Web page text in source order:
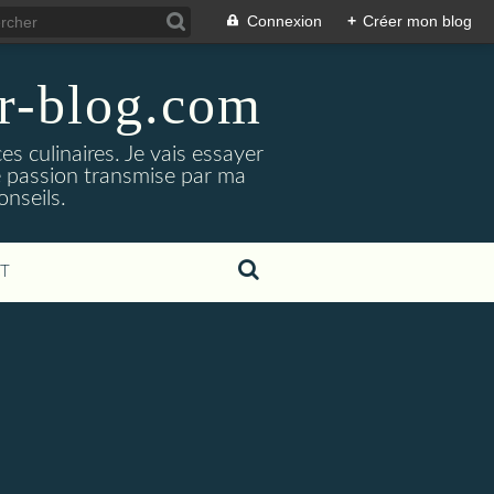
Connexion + Créer mon blog
blog.com
culinaires. Je vais essayer
transmise par ma